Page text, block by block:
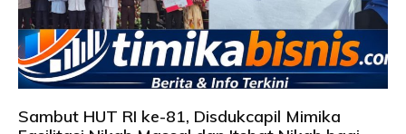
Sambut HUT RI ke-81, Disdukcapil Mimika